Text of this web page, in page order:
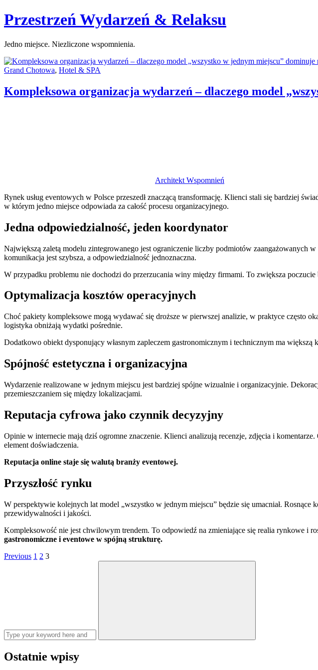
Skip
to
Przestrzeń Wydarzeń & Relaksu
Jedno miejsce. Niezliczone wspomnienia.
Categories:
Grand Chotowa, Hotel & SPA
Kompleksowa organizacja wydarzeń – dlaczego model
Architekt Wspomnień
Rynek usług eventowych w Polsce przeszedł znaczącą transformację. Klienci stali się bardziej
w którym jedno miejsce odpowiada za całość procesu organizacyjnego.
Jedna odpowiedzialność, jeden koordynator
Największą zaletą modelu zintegrowanego jest ograniczenie liczby podmiotów zaangażowanych
komunikacja jest szybsza, a odpowiedzialność jednoznaczna.
W przypadku problemu nie dochodzi do przerzucania winy między firmami. To zwiększa poczucie
Optymalizacja kosztów operacyjnych
Choć pakiety kompleksowe mogą wydawać się droższe w pierwszej analizie, w praktyce często
logistyka obniżają wydatki pośrednie.
Dodatkowo obiekt dysponujący własnym zapleczem gastronomicznym i technicznym ma większą
Spójność estetyczna i organizacyjna
Wydarzenie realizowane w jednym miejscu jest bardziej spójne wizualnie i organizacyjnie.
przemieszczaniem się między lokalizacjami.
Reputacja cyfrowa jako czynnik decyzyjny
Opinie w internecie mają dziś ogromne znaczenie. Klienci analizują recenzje, zdjęcia i
element doświadczenia.
Reputacja online staje się walutą branży eventowej.
Przyszłość rynku
W perspektywie kolejnych lat model „wszystko w jednym miejscu” będzie się umacniał.
przewidywalności i jakości.
Kompleksowość nie jest chwilowym trendem. To odpowiedź na zmieniające się realia rynkowe i
gastronomiczne i eventowe w spójną strukturę.
Stronicowanie
Previous Page
1 Page
2 Page
3
Ostatnie wpisy